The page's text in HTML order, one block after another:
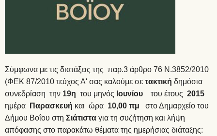
Σύμφωνα με τις διατάξεις της παρ.3 άρθρο 76 Ν.3852/2010
(ΦΕΚ 87/2010 τεύχος Α' σας καλούμε σετακτική δημόσια
συνεδρίαση την 19η του μηνός Ιουνίου του έτους 2015
ημέρα Παρασκευή και ώρα 10,00 πμ στο Δημαρχείο του
Δήμου Βοΐου στη Σιάτισταγια τη συζήτηση και λήψη
απόφασης στο παρακάτω θέματα της ημερήσιας διάταξης: